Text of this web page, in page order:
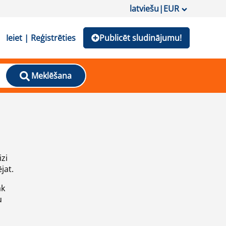
latviešu|EUR
Ieiet | Reģistrēties Publicēt sludinājumu!
Meklēšana